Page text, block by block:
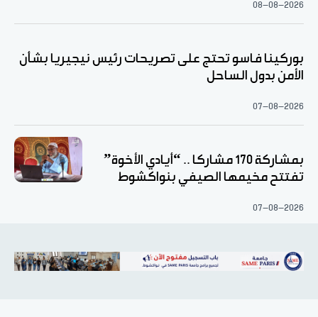
08-08-2026
بوركينا فاسو تحتج على تصريحات رئيس نيجيريا بشأن
الأمن بدول الساحل
07-08-2026
بمشاركة 170 مشاركا .. “أيادي الأخوة”
تفتتح مخيمها الصيفي بنواكشوط
07-08-2026